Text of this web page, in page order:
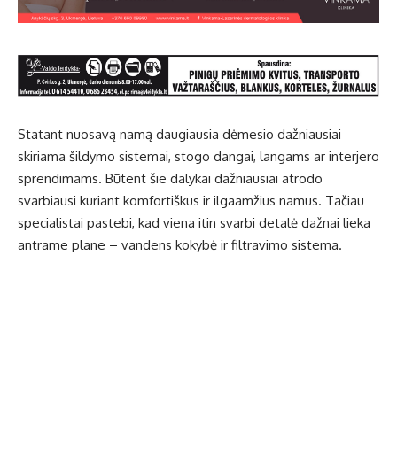
Statant nuosavą namą daugiausia dėmesio dažniausiai
skiriama šildymo sistemai, stogo dangai, langams ar interjero
sprendimams. Būtent šie dalykai dažniausiai atrodo
svarbiausi kuriant komfortiškus ir ilgaamžius namus. Tačiau
specialistai pastebi, kad viena itin svarbi detalė dažnai lieka
antrame plane – vandens kokybė ir filtravimo sistema.